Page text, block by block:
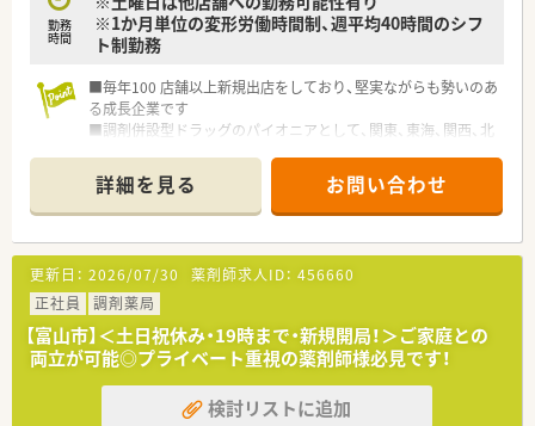
勤務
時間
※1か月単位の変形労働時間制、週平均40時間のシフ
ト制勤務
■毎年100 店舗以上新規出店をしており、堅実ながらも勢いのあ
る成長企業です
■調剤併設型ドラッグのパイオニアとして、関東、東海、関西、北
■研修制度は様々なプランがあり、集合研修だけでなく任意で受
講可能な研修も幅広く用意されています
■店舗で活躍する従業員、社外で活躍する従業員、将来経営幹部
となる従業員など、薬剤師として様々な活躍ができるフィールド
を用意されています
■総合薬剤師・調剤薬剤師（土日休み・19時までの勤務）どちらか
の働き方を選択できます
■調剤併設型だけでなく「医療モール・クリニック併設店舗」「敷
地内薬局」「訪問調剤特化型店舗」など様々な店舗を運営してい
ます
■在宅医療にも積極的取り組んでおり「訪問調剤特化型店舗」を
50店舗以上、無菌調剤室は業界最多の51店舗設置しています
詳細を見る お問い合わせ
更新日： 2026/07/30 薬剤師求人ID： 456660
正社員
調剤薬局
【富山市】＜土日祝休み・19時まで・新規開局！＞ご家庭との
両立が可能◎プライベート重視の薬剤師様必見です！
検討リストに追加